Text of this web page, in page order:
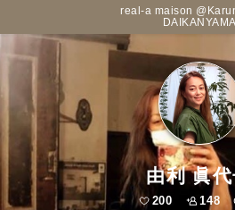
real-a maison
DAIKANYAMA
由利 眞代
200 148